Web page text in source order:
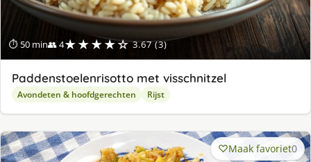
⏱ 50 min👥 4★★★★☆ 3.67 (3)
Paddenstoelenrisotto met visschnitzel
Avondeten & hoofdgerechten Rijst
Maak favoriet0